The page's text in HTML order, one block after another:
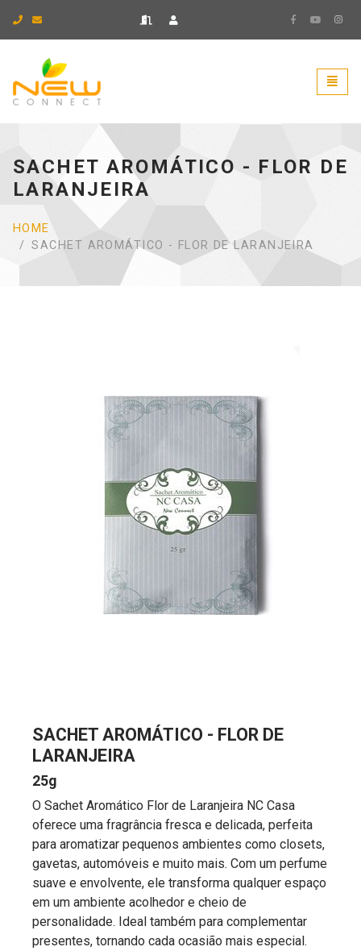
SACHET AROMÁTICO - FLOR DE
LARANJEIRA
HOME
SACHET AROMÁTICO - FLOR DE LARANJEIRA
SACHET AROMÁTICO - FLOR DE
LARANJEIRA
25g
O Sachet Aromático Flor de Laranjeira NC Casa
oferece uma fragrância fresca e delicada, perfeita
para aromatizar pequenos ambientes como closets,
gavetas, automóveis e muito mais. Com um perfume
suave e envolvente, ele transforma qualquer espaço
em um ambiente acolhedor e cheio de
personalidade. Ideal também para complementar
presentes, tornando cada ocasião mais especial.